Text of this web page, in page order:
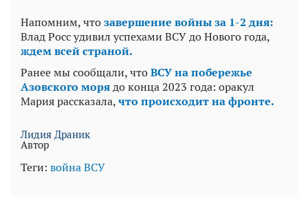
Напомним, чтозавершение войны за 1-2 дня:
Влад Росс удивил успехами ВСУ до Нового года,
ждем всей страной.
Ранее мы сообщали, чтоВСУ на побережье
Азовского морядо конца 2023 года: оракул
Мария рассказала,что происходит на фронте.
Лидия Драник
Автор
Теги: войнаВСУ